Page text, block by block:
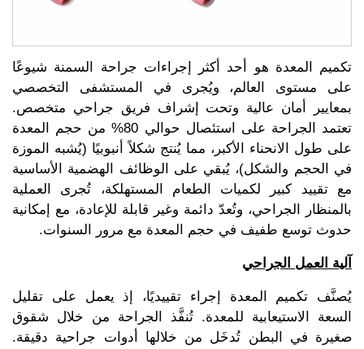
تكميم المعدة هو أحد أكثر إجراءات جراحة السمنة شيوعًا
على مستوى العالم، ويُجرى في المستشفى التخصصي
بمعايير أمان عالية وتحت إشراف فريق جراحي متخصص.
تعتمد الجراحة على استئصال حوالي 80% من حجم المعدة
على طول الانحناء الأكبر، مما يُنتج شكلاً أنبوبيًا (يُشبه الموزة
في الحجم والشكل)، يُبقي على الوظائف الهضمية الأساسية
مع تقييد كبير لكميات الطعام المستهلكة، تُجرى العملية
بالمنظار الجراحي، وتُعدّ دائمة وغير قابلة للإعادة، مع إمكانية
حدوث توسع طفيف في حجم المعدة مع مرور السنوات.
آلية العمل الجراحي
يُصنَّف تكميم المعدة إجراء تقييديًا، إذ يعمل على تقليل
السعة الاستيعابية للمعدة. تُنفَّذ الجراحة من خلال شقوق
صغيرة في البطن تُدخَل من خلالها أدوات جراحية دقيقة.